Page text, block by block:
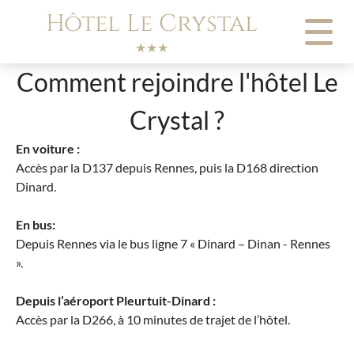
Hôtel Le Crystal
★★★
Comment rejoindre l'hôtel Le
Crystal ?
En voiture :
Accès par la D137 depuis Rennes, puis la D168 direction
Dinard.
En bus:
Depuis Rennes via le bus ligne 7 « Dinard – Dinan - Rennes
».
Depuis l’aéroport Pleurtuit-Dinard :
Accès par la D266, à 10 minutes de trajet de l’hôtel.